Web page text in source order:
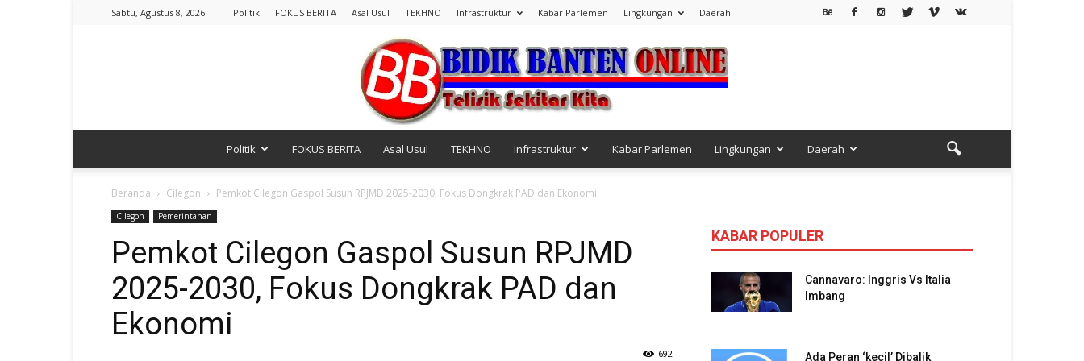
Sabtu, Agustus 8, 2026 Politik FOKUS BERITA Asal Usul TEKHNO Infrastruktur Kabar Parlemen Lingkungan Daerah
Banten
Politik FOKUS BERITA Asal Usul TEKHNO Infrastruktur Kabar Parlemen Lingkungan Daerah
Beranda Cilegon Pemkot Cilegon Gaspol Susun RPJMD 2025-2030, Fokus Dongkrak PAD dan Ekonomi
Cilegon Pemerintahan
Pemkot Cilegon Gaspol Susun RPJMD
2025-2030, Fokus Dongkrak PAD dan
Ekonomi
692
KABAR POPULER
Cannavaro: Inggris Vs Italia
Imbang
Ada Peran ‘kecil’ Dibalik